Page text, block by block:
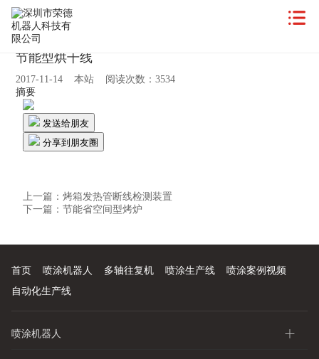
节能型烘干线
2017-11-14 本站 阅读次数：3534
摘要
发送给朋友
分享到朋友圈
上一篇：烤箱发热管断线检测装置
下一篇：节能省空间型烤炉
首页 喷涂机器人 多轴往复机 喷涂生产线
喷涂案例视频
自动化生产线
喷涂机器人